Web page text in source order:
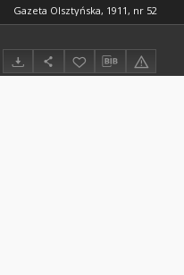
Gazeta Olsztyńska, 1911, nr 52